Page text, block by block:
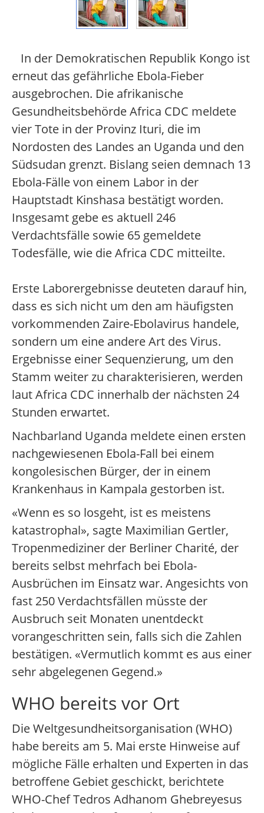
In der Demokratischen Republik Kongo ist
erneut das gefährliche Ebola-Fieber
ausgebrochen. Die afrikanische
Gesundheitsbehörde Africa CDC meldete
vier Tote in der Provinz Ituri, die im
Nordosten des Landes an Uganda und den
Südsudan grenzt. Bislang seien demnach 13
Ebola-Fälle von einem Labor in der
Hauptstadt Kinshasa bestätigt worden.
Insgesamt gebe es aktuell 246
Verdachtsfälle sowie 65 gemeldete
Todesfälle, wie die Africa CDC mitteilte.
Erste Laborergebnisse deuteten darauf hin,
dass es sich nicht um den am häufigsten
vorkommenden Zaire-Ebolavirus handele,
sondern um eine andere Art des Virus.
Ergebnisse einer Sequenzierung, um den
Stamm weiter zu charakterisieren, werden
laut Africa CDC innerhalb der nächsten 24
Stunden erwartet.
Nachbarland Uganda meldete einen ersten
nachgewiesenen Ebola-Fall bei einem
kongolesischen Bürger, der in einem
Krankenhaus in Kampala gestorben ist.
«Wenn es so losgeht, ist es meistens
katastrophal», sagte Maximilian Gertler,
Tropenmediziner der Berliner Charité, der
bereits selbst mehrfach bei Ebola-
Ausbrüchen im Einsatz war. Angesichts von
fast 250 Verdachtsfällen müsste der
Ausbruch seit Monaten unentdeckt
vorangeschritten sein, falls sich die Zahlen
bestätigen. «Vermutlich kommt es aus einer
sehr abgelegenen Gegend.»
WHO bereits vor Ort
Die Weltgesundheitsorganisation (WHO)
habe bereits am 5. Mai erste Hinweise auf
mögliche Fälle erhalten und Experten in das
betroffene Gebiet geschickt, berichtete
WHO-Chef Tedros Adhanom Ghebreyesus